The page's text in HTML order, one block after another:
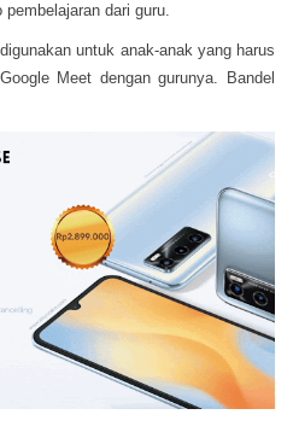
dari guru.
untuk anak-anak yang harus
Meet dengan gurunya. Bandel